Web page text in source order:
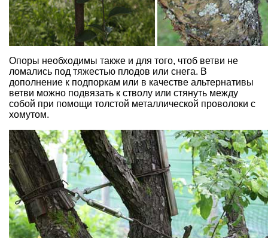
Опоры необходимы также и для того, чтоб ветви не
ломались под тяжестью плодов или снега. В
дополнение к подпоркам или в качестве альтернативы
ветви можно подвязать к стволу или стянуть между
собой при помощи толстой металлической проволоки с
хомутом.